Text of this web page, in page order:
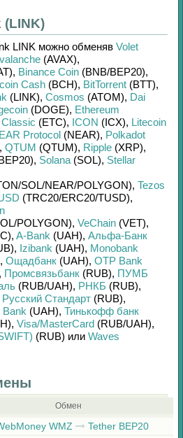
(LINK)
LINK можно обменяв Volet
(AVAX),
, Binance Coin (BNB/BEP20),
Cash (BCH), BitTorrent (BTT),
(LINK), Cosmos (ATOM), Dai
(DOGE), Ethereum
(ETC), ICON (ICX), Litecoin
Protocol (NEAR), Polkadot
, QTUM (QTUM), Ripple (XRP),
, Solana (SOL), Stellar
SOL/NEAR/POLYGON), Tezos
(TRC20/ERC20/TUSD),
POLYGON), VeChain (VET),
, A-Bank (UAH), Альфа-Банк
, Izibank (UAH), Monobank
, Ощадбанк (UAH), OTP Bank
, Промсвязьбанк (RUB), ПУМБ
(RUB/UAH), РНКБ (RUB),
Русский Стандарт (RUB),
Bank (UAH), Тинькофф банк
, Visa/MasterCard (RUB/UAH),
(RUB) или Waves
Обмен
WMZ Tether BEP20